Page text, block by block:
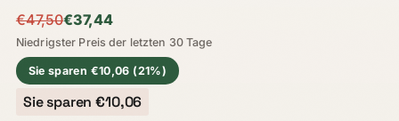
€37,44
Niedrigster Preis der letzten 30 Tage:
€47,50
Niedrigster Preis der letzten 30 Tage
Sie sparen €10,06 (21%)
Sie sparen €10,06